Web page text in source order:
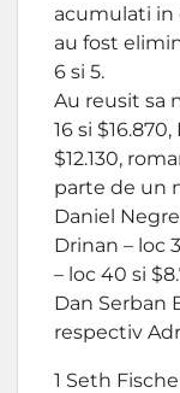
acumulati in
au fost
6 si 5.
Au reusit sa
16 si
$12.130,
parte de un
Daniel
Drinan – loc
– loc 40 si
Dan Serban
respectiv
1 Seth